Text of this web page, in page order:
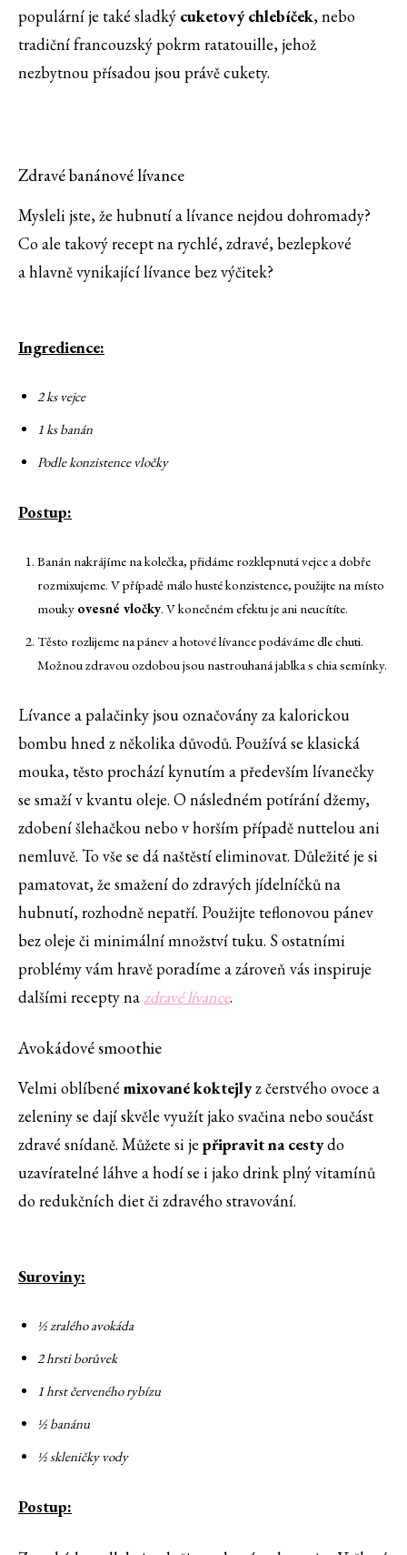
populární je také sladký cuketový chlebíček, nebo
tradiční francouzský pokrm ratatouille, jehož
nezbytnou přísadou jsou právě cukety.
Zdravé banánové lívance
Mysleli jste, že hubnutí a lívance nejdou dohromady?
Co ale takový recept na rychlé, zdravé, bezlepkové
a hlavně vynikající lívance bez výčitek?
Ingredience:
2 ks vejce
1 ks banán
Podle konzistence vločky
Postup:
Banán nakrájíme na kolečka, přidáme rozklepnutá vejce a dobře
rozmixujeme. V případě málo husté konzistence, použijte na místo
mouky ovesné vločky. V konečném efektu je ani neucítíte.
Těsto rozlijeme na pánev a hotové lívance podáváme dle chuti.
Možnou zdravou ozdobou jsou nastrouhaná jablka s chia semínky.
Lívance a palačinky jsou označovány za kalorickou
bombu hned z několika důvodů. Používá se klasická
mouka, těsto prochází kynutím a především lívanečky
se smaží v kvantu oleje. O následném potírání džemy,
zdobení šlehačkou nebo v horším případě nuttelou ani
nemluvě. To vše se dá naštěstí eliminovat. Důležité je si
pamatovat, že smažení do zdravých jídelníčků na
hubnutí, rozhodně nepatří. Použijte teflonovou pánev
bez oleje či minimální množství tuku. S ostatními
problémy vám hravě poradíme a zároveň vás inspiruje
dalšími recepty nazdravé lívance.
Avokádové smoothie
Velmi oblíbené mixované koktejlyz čerstvého ovoce a
zeleniny se dají skvěle využít jako svačina nebo součást
zdravé snídaně. Můžete si je připravit na cestydo
uzavíratelné láhve a hodí se i jako drink plný vitamínů
do redukčních diet či zdravého stravování.
Suroviny:
½ zralého avokáda
2 hrsti borůvek
1 hrst červeného rybízu
½ banánu
½ skleničky vody
Postup: